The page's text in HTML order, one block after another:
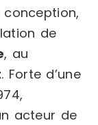
de
, au
. Forte d’une
acteur de